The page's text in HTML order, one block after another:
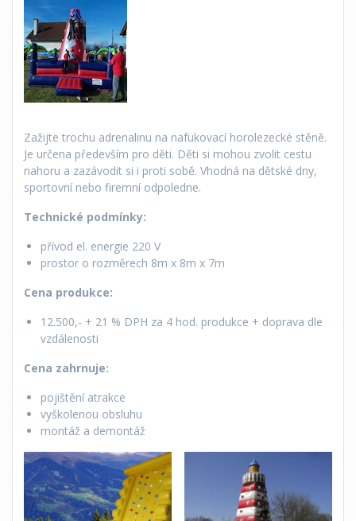
Zažijte trochu adrenalinu na nafukovací horolezecké stěně.
Je určena především pro děti. Děti si mohou zvolit cestu
nahoru a zazávodit si i proti sobě. Vhodná na dětské dny,
sportovní nebo firemní odpoledne.
Technické podmínky:
přívod el. energie 220 V
prostor o rozměrech 8m x 8m x 7m
Cena produkce:
12.500,- + 21 % DPH za 4 hod. produkce + doprava dle
vzdálenosti
Cena zahrnuje:
pojištění atrakce
vyškolenou obsluhu
montáž a demontáž